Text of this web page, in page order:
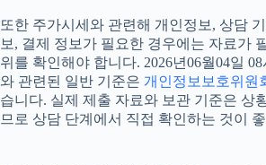
또한 주가시세와 관련해 개인정보, 상담
보, 결제 정보가 필요한 경우에는 자료가
위를 확인해야 합니다. 2026년06월04일
와 관련된 일반 기준은 개인정보보호위원
습니다. 실제 제출 자료와 보관 기준은 상
므로 상담 단계에서 직접 확인하는 것이